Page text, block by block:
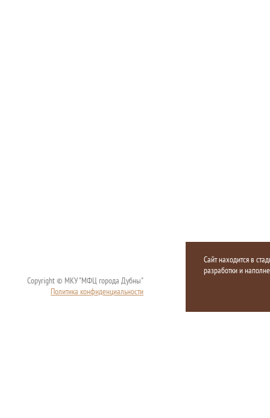
Copyright © МКУ "МФЦ города Дубны"
Политика конфиденциальности
Сайт находится в
разработки и